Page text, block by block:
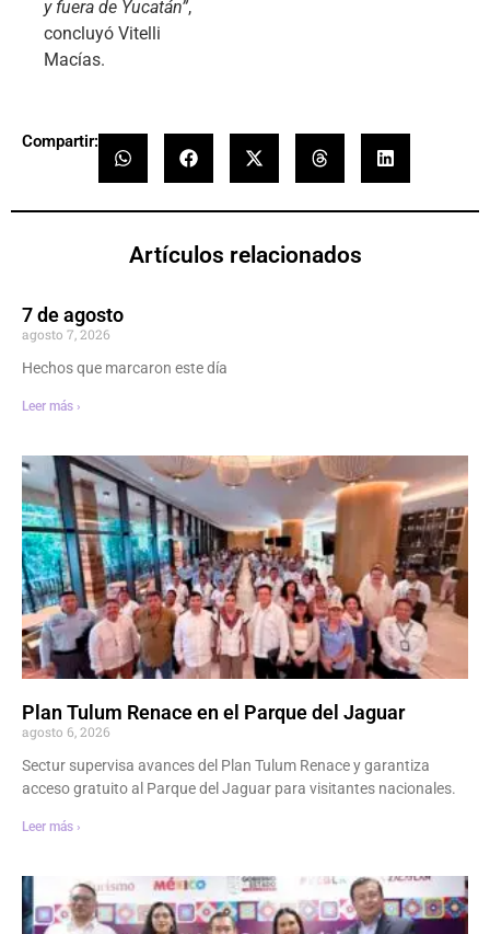
y fuera de Yucatán”,
concluyó Vitelli
Macías.
Compartir:
Artículos relacionados
7 de agosto
agosto 7, 2026
Hechos que marcaron este día
Leer más ›
Plan Tulum Renace en el Parque del Jaguar
agosto 6, 2026
Sectur supervisa avances del Plan Tulum Renace y garantiza
acceso gratuito al Parque del Jaguar para visitantes nacionales.
Leer más ›